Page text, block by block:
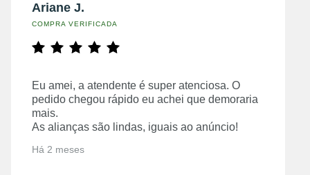
Ariane J.
COMPRA VERIFICADA
Eu amei, a atendente é super atenciosa. O
pedido chegou rápido eu achei que demoraria
mais.
As alianças são lindas, iguais ao anúncio!
Há 2 meses